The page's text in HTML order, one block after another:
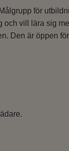
för
och vill lära sig
Den är öppen